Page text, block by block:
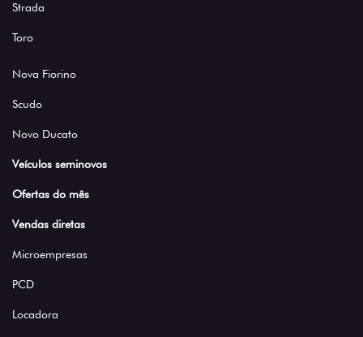
Strada
Toro
Nova Fiorino
Scudo
Novo Ducato
Veículos seminovos
Ofertas do mês
Vendas diretas
Microempresas
PCD
Locadora